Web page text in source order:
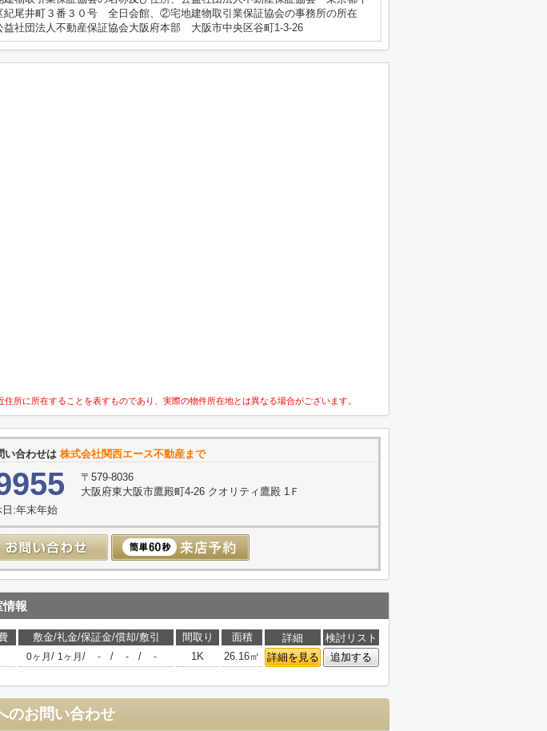
紀尾井町３番３０号 全日会館、②宅地建物取引業保証協会の事務所の所在
益社団法人不動産保証協会大阪府本部 大阪市中央区谷町1-3-26
所に所在することを表すものであり、実際の物件所在地とは異なる場合がございます。
い合わせは 株式会社関西エース不動産まで
〒579-8036
大阪府東大阪市鷹殿町4-26 クオリティ鷹殿 1Ｆ
:年末年始
情報
敷金/礼金/保証金/償却/敷引 間取り 面積 詳細
検討リスト
0ヶ月 / 1ヶ月 / - / - / - 1K 26.16㎡ 詳細を見る 追加する
のお問い合わせ